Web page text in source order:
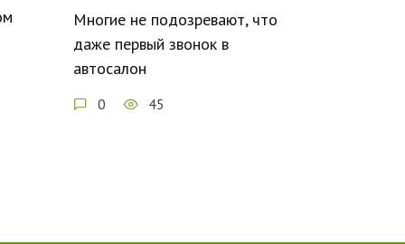
Многие не подозревают, что
даже первый звонок в
автосалон
0 45